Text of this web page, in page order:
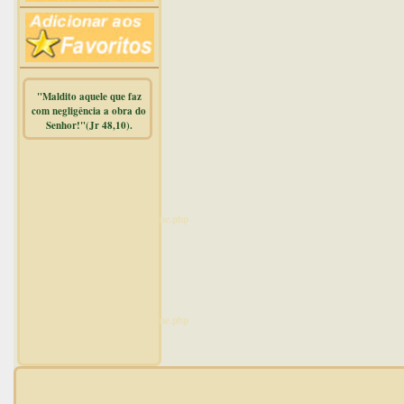
"Maldito aquele que faz
com negligência a obra do
Senhor!"(Jr 48,10).
/home/dicionar/public_html/online.php
/home/dicionar/public_html/online.php